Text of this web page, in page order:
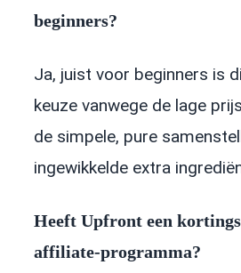
beginners?
Ja, juist voor beginners is
keuze vanwege de lage
de simpele, pure
ingewikkelde extra
Heeft Upfront een
affiliate-programma?